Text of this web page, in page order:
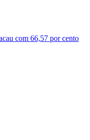
com 66,57 por cento